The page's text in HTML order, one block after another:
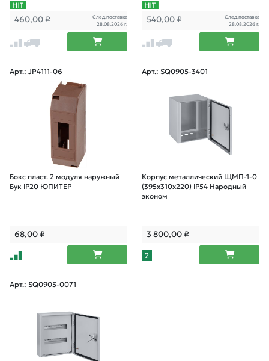
460,00 ₽
След.поставка
28.08.2026 г.
540,00 ₽
След.поставка
28.08.2026 г.
Арт.: JP4111-06
Бокс пласт. 2 модуля наружный
Бук IP20 ЮПИТЕР
68,00₽
Арт.: SQ0905-3401
Корпус металлический ЩМП-1-0
(395х310х220) IP54 Народный
эконом
3 800,00₽
2
Арт.: SQ0905-0071